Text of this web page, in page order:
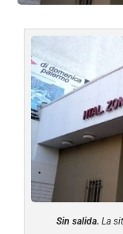
Sin salida.La